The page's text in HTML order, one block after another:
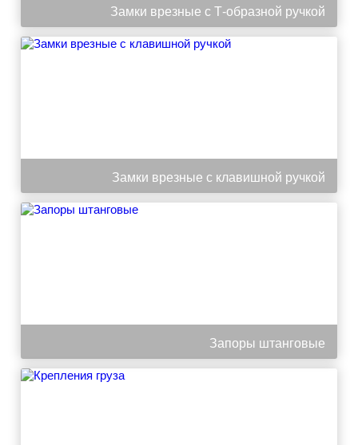
Замки врезные с Т-образной ручкой
Замки врезные с клавишной ручкой
Запоры штанговые